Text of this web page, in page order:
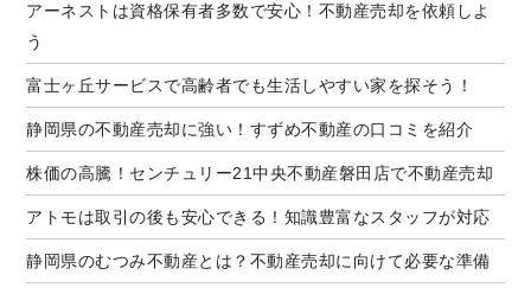
アーネストは資格保有者多数で安心！不動産売却を依頼しよ
う
富士ヶ丘サービスで高齢者でも生活しやすい家を探そう！
静岡県の不動産売却に強い！すずめ不動産の口コミを紹介
株価の高騰！センチュリー21中央不動産磐田店で不動産売却
アトモは取引の後も安心できる！知識豊富なスタッフが対応
静岡県のむつみ不動産とは？不動産売却に向けて必要な準備